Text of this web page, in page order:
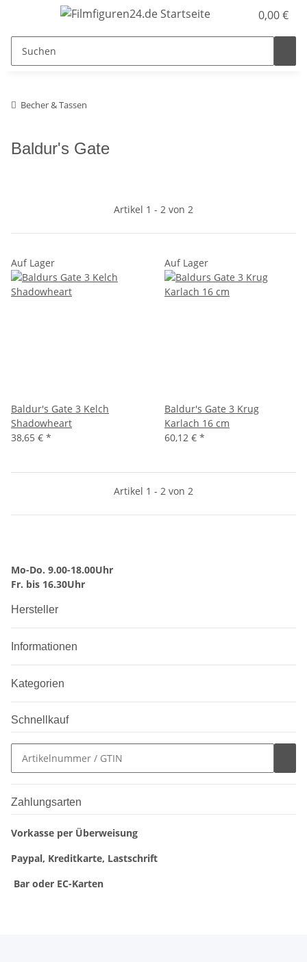
0,00 €
Becher & Tassen
Baldur's Gate
Artikel 1 - 2 von 2
Auf Lager
Baldur's Gate 3 Kelch
Shadowheart
38,65 € *
Auf Lager
Baldur's Gate 3 Krug
Karlach 16 cm
60,12 € *
Artikel 1 - 2 von 2
Mo-Do. 9.00-18.00Uhr
Fr. bis 16.30Uhr
Hersteller
Informationen
Kategorien
Schnellkauf
Zahlungsarten
Vorkasse per Überweisung
Paypal, Kreditkarte, Lastschrift
Bar oder EC-Karten